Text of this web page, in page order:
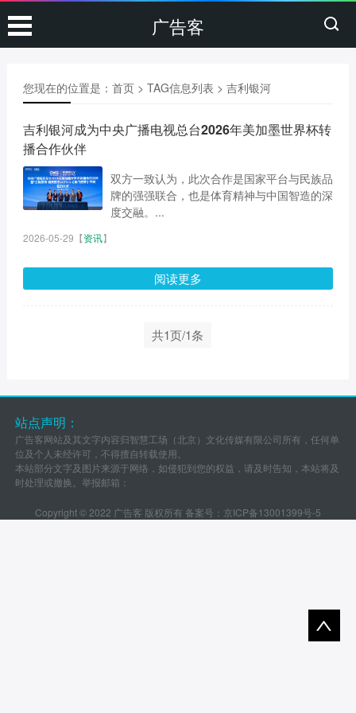
广告客
您现在的位置是： 首页> TAG信息列表 > 吉利银河
吉利银河成为中央广播电视总台2026年美加墨世界杯转
播合作伙伴
双方一致认为，此次合作是国家平台与民族品
牌的强强联合，也是体育精神与中国智造的深
度交融。...
2026-05-29 【资讯】
阅读更多
共1页/1条
站点声明：
广告客网站及其文字内容归智慧工场（北京）文化传媒有限公司所有，任何单
位及个人未经许可，不得擅自转载使用。
本站部分文字及图片来源于网络，如侵犯到您的权益，请及时告知，本站将及
时处理或撤换。举报邮箱：
Copyright © 2022 广告客 版权所有 备案号： 京ICP备13001399号-5